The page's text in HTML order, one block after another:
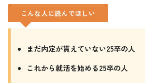
こんな人に読んでほしい
まだ内定が貰えていない25卒の人
これから就活を始める25卒の人